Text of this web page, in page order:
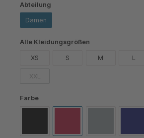
Abteilung
Damen
Alle Kleidungsgrößen
XS S M L
XXL(Diese Option ist zurzeit nicht verfügbar.)
Farbeauswählen